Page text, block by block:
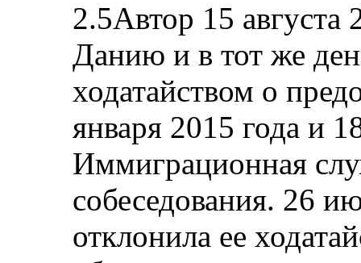
2.5Автор 15 августа
Данию и в тот же
ходатайством о
января 2015 года и
Иммиграционная
собеседования. 26
отклонила ее